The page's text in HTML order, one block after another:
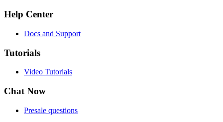
Help Center
Docs and Support
Tutorials
Video Tutorials
Chat Now
Presale questions